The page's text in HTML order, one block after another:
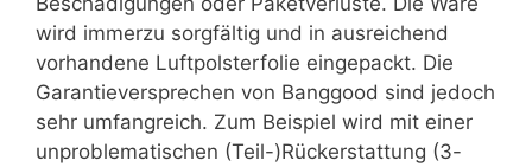
wird immerzu sorgfältig und in ausreichend
vorhandene Luftpolsterfolie eingepackt. Die
Garantieversprechen von Banggood sind jedoch
sehr umfangreich. Zum Beispiel wird mit einer
unproblematischen (Teil-)Rückerstattung (3-